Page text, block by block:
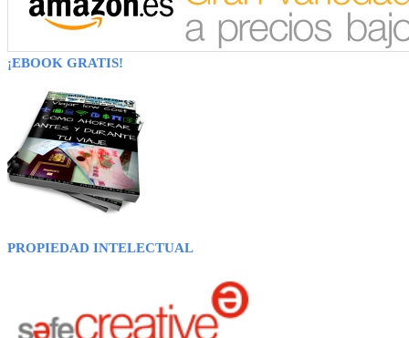
¡EBOOK GRATIS!
PROPIEDAD INTELECTUAL